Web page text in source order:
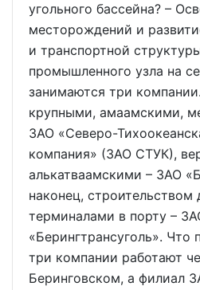
угольного бассейна? –
месторождений и
и транспортной
промышленного узла на
занимаются три
крупными, амаамскими,
ЗАО «Северо-
компания» (ЗАО СТУК),
алькатваамскими – ЗАО
наконец,
терминалами в порту –
«Берингтрансуголь». Что
три компании работают
Беринговском, а филиал